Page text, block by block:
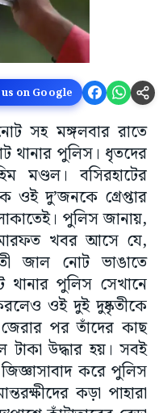
on Google
সহ মঙ্গলবার রাতে
থানার পুলিস। ধৃতদের
মণ্ডল। বসিরহাটের
ওই দু’জনকে গ্রেপ্তার
পুলিস জানায়,
মারফত খবর আসে যে,
জাল নোট ভাঙাতে
থানার পুলিস সেখানে
ওই দুই দুষ্কৃতীকে
পর তাঁদের কাছ
টাকা উদ্ধার হয়। সবই
করে পুলিস
কড়া পাহারা